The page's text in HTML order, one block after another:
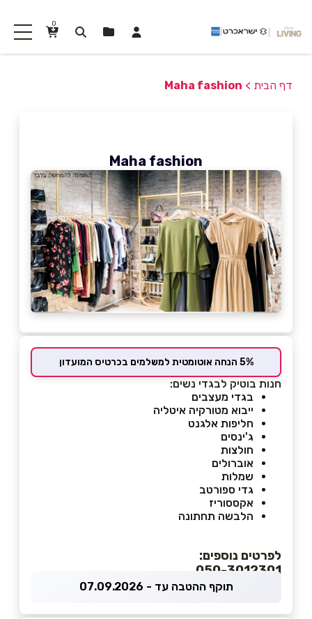
0
דף הבית >
Maha fashion
Maha fashion
5% הנחה אוטומטית למשלמים בכרטיס המועדון
חנות בוטיק לבגדי נשים:
בגדי מעצבים
ייבוא מטורקיה איטליה
חליפות אלגנט
ג'ינסים
חולצות
אוברולים
שמלות
גדי ספורטב
אקססוריז
הלבשה תחתונה
לפרטים נוספים:
050-3012301
תוקף ההטבה עד - 07.09.2026